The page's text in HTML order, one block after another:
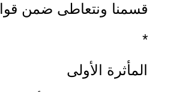
قسمنا ونتعاطى ضمن
*
المأثرة الأولى